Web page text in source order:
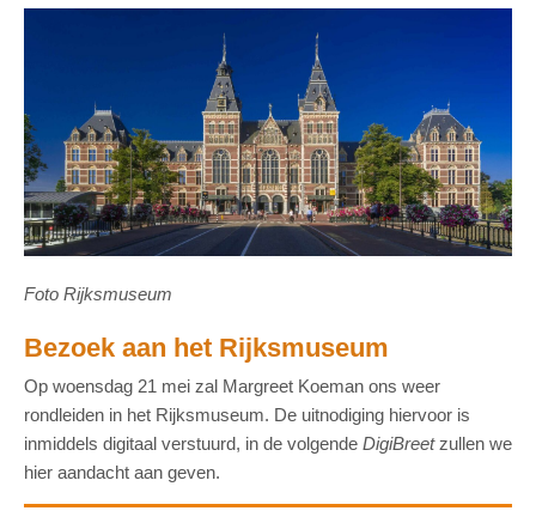
Foto Rijksmuseum
Bezoek aan het Rijksmuseum
Op woensdag 21 mei zal Margreet Koeman ons weer
rondleiden in het Rijksmuseum. De uitnodiging hiervoor is
inmiddels digitaal verstuurd, in de volgende DigiBreetzullen we
hier aandacht aan geven.